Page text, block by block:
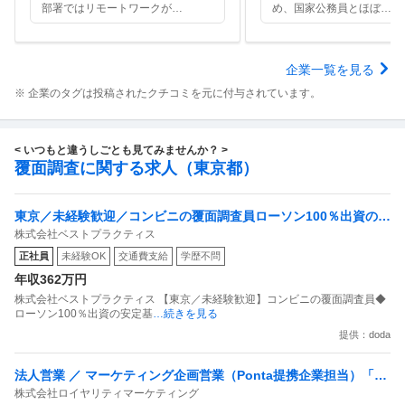
部署ではリモートワークが め、国家公務員とほぼ…
企業一覧を見る
※ 企業のタグは投稿されたクチコミを元に付与されています。
< いつもと違うしごとも見てみませんか？ >
覆面調査に関する求人（東京都）
東京／未経験歓迎／コンビニの覆面調査員ローソン100％出資の安
定基盤／月５日在宅／残業月10時間
株式会社ベストプラクティス
正社員 未経験OK 交通費支給 学歴不問
年収362万円
株式会社ベストプラクティス 【東京／未経験歓迎】コンビニの覆面調査員◆
ローソン100％出資の安定基 …続きを見る
提供：doda
法人営業 ／ マーケティング企画営業（Ponta提携企業担当）「国
内最大級の共通ポイントサービスを展開／無駄のない消費社会を
株式会社ロイヤリティマーケティング